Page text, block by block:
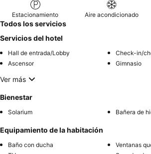
Estacionamiento Aire acondicionado
Todos los servicios
Servicios del hotel
Hall de entrada/Lobby
Check-in/
Ascensor
Gimnasio
Ver más
Bienestar
Solarium Bañera de
Equipamiento de la habitación
Baño con ducha
Ventanas